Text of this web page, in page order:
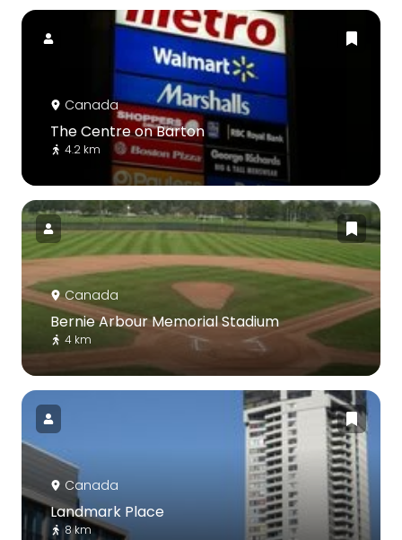
Canada
The Centre on Barton
4.2 km
Canada
Bernie Arbour Memorial Stadium
4 km
Canada
Landmark Place
8 km